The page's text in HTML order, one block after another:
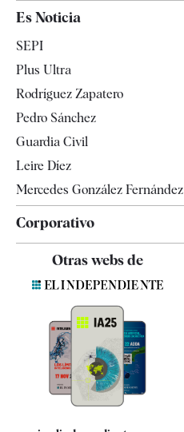
España
Televisión
Es Noticia
SEPI
Plus Ultra
Rodríguez Zapatero
Pedro Sánchez
Guardia Civil
Leire Díez
Mercedes González Fernández
Corporativo
Contacto
Quiénes somos
Especificaciones
Otras webs de